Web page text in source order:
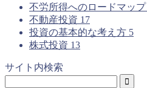
不労所得へのロードマップ
不動産投資 17
投資の基本的な考え方 5
株式投資 13
サイト内検索